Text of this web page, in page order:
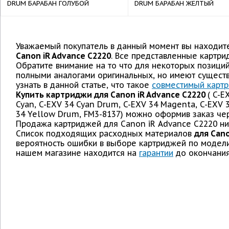
DRUM БАРАБАН ГОЛУБОЙ DRUM БАРАБАН ЖЕЛТЫЙ
Уважаемый покупатель в данный момент вы
Canon iR Advance C2220. Все представленные
Обратите внимание на то что для некоторых
полными аналогами оригинальных, но имеют
узнать в данной статье, что такое совместимый
Купить картриджи для Canon iR Advance C2220 ( C-
Cyan, C-EXV 34 Cyan Drum, C-EXV 34 Magenta, C-
34 Yellow Drum, FM3-8137) можно оформив заказ
Продажа картриджей для Canon iR Advance C2220
Список подходящих расходных материаловдля
вероятность ошибки в выборе картриджей по
нашем магазине находится на гарантии до